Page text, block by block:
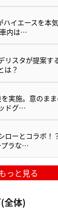
ハイエースを本気
内は…
リスタが提案す
は？
実施。意のま
ドグ…
ローとコラボ！
プラな…
っと見る
全体)